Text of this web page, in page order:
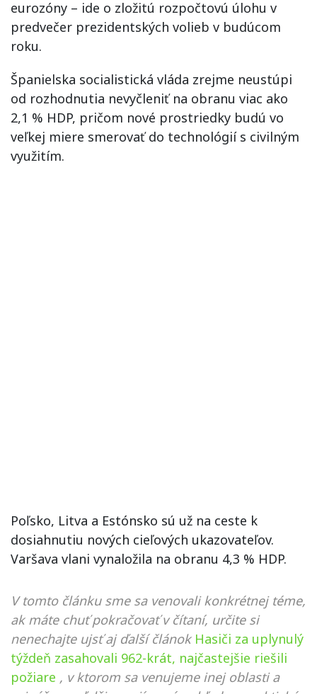
eurozóny – ide o zložitú rozpočtovú úlohu v
predvečer prezidentských volieb v budúcom
roku.
Španielska socialistická vláda zrejme neustúpi
od rozhodnutia nevyčleniť na obranu viac ako
2,1 % HDP, pričom nové prostriedky budú vo
veľkej miere smerovať do technológií s civilným
využitím.
Poľsko, Litva a Estónsko sú už na ceste k
dosiahnutiu nových cieľových ukazovateľov.
Varšava vlani vynaložila na obranu 4,3 % HDP.
V tomto článku sme sa venovali konkrétnej téme,
ak máte chuť pokračovať v čítaní, určite si
nenechajte ujsť aj ďalší článok Hasiči za uplynulý
týždeň zasahovali 962-krát, najčastejšie riešili
požiare , v ktorom sa venujeme inej oblasti a